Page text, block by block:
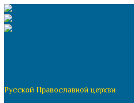
Перейти
к
содержимому
Русской Православной церкви